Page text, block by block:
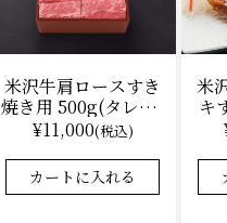
米沢牛肩ロースすき
焼き用 500g(タレ付)
（冷凍）送料無料
化粧箱入
¥11,000(税込)
★★★★★
★★★★★ 4.9 37件
カートに入れる
米
キ
味